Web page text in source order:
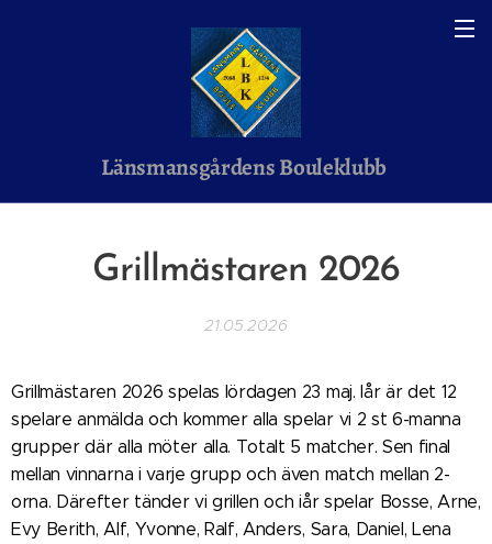
Länsmansgårdens Bouleklubb
Grillmästaren 2026
21.05.2026
Grillmästaren 2026 spelas lördagen 23 maj. Iår är det 12
spelare anmälda och kommer alla spelar vi 2 st 6-manna
grupper där alla möter alla. Totalt 5 matcher. Sen final
mellan vinnarna i varje grupp och även match mellan 2-
orna. Därefter tänder vi grillen och iår spelar Bosse, Arne,
Evy Berith, Alf, Yvonne, Ralf, Anders, Sara, Daniel, Lena